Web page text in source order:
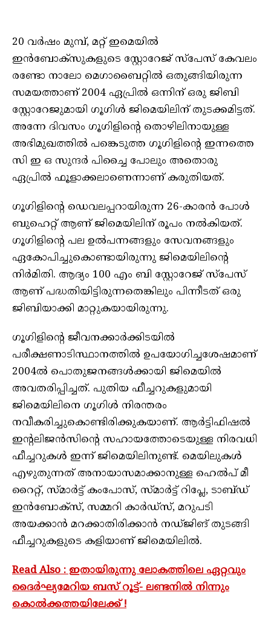
20 വര്‍ഷം മുമ്പ്, മറ്റ് ഇമെയില്‍
ഇന്‍ബോക്സുകളുടെ സ്റ്റോറേജ് സ്പേസ് കേവലം
രണ്ടോ നാലോ മെഗാബൈറ്റില്‍ ഒതുങ്ങിയിരുന്ന
സമയത്താണ് 2004 ഏപ്രില്‍ ഒന്നിന് ഒരു ജിബി
സ്റ്റോറേജുമായി ഗൂഗിള്‍ ജിമെയിലിന് തുടക്കമിട്ടത്.
അന്നേ ദിവസം ഗൂഗിളിന്റെ തൊഴിലിനായുള്ള
അഭിമുഖത്തില്‍ പങ്കെടുത്ത ഗൂഗിളിന്റെ ഇന്നത്തെ
സി ഇ ഒ സുന്ദര്‍ പിച്ചൈ പോലും അതൊരു
ഏപ്രില്‍ ഫൂളാക്കലാണെന്നാണ് കരുതിയത്.
ഗൂഗിളിന്റെ ഡെവലപ്പറായിരുന്ന 26-കാരന്‍ പോള്‍
ബുഹെറ്റ് ആണ് ജിമെയിലിന് രൂപം നല്‍കിയത്.
ഗൂഗിളിന്റെ പല ഉല്‍പന്നങ്ങളും സേവനങ്ങളും
ഏകോപിച്ചുകൊണ്ടായിരുന്നു ജിമെയിലിന്റെ
നിര്‍മിതി. ആദ്യം 100 എം ബി സ്റ്റോറേജ് സ്പേസ്
ആണ് പദ്ധതിയിട്ടിരുന്നതെങ്കിലും പിന്നീടത് ഒരു
ജിബിയാക്കി മാറ്റുകയായിരുന്നു.
ഗൂഗിളിന്റെ ജീവനക്കാര്‍ക്കിടയില്‍
പരീക്ഷണാടിസ്ഥാനത്തില്‍ ഉപയോഗിച്ചശേഷമാണ്
2004ല്‍ പൊതുജനങ്ങള്‍ക്കായി ജിമെയില്‍
അവതരിപ്പിച്ചത്. പുതിയ ഫീച്ചറുകളുമായി
ജിമെയിലിനെ ഗൂഗിള്‍ നിരന്തരം
നവീകരിച്ചുകൊണ്ടിരിക്കുകയാണ്. ആര്‍ട്ടിഫിഷല്‍
ഇന്റലിജന്‍സിന്റെ സഹായത്തോടെയുള്ള നിരവധി
ഫീച്ചറുകള്‍ ഇന്ന് ജിമെയിലിനുണ്ട്. മെയിലുകള്‍
എഴുതുന്നത് അനായാസമാക്കാനുള്ള ഹെല്‍പ് മീ
റൈറ്റ്, സ്മാര്‍ട്ട് കംപോസ്, സ്മാര്‍ട്ട് റിപ്ലേ, ടാബ്ഡ്
ഇന്‍ബോക്സ്, സമ്മറി കാര്‍ഡ്സ്, മറുപടി
അയക്കാന്‍ മറക്കാതിരിക്കാന്‍ നഡ്ജിങ് തുടങ്ങി
ഫീച്ചറുകളുടെ കളിയാണ് ജിമെയിലില്‍.
Read Also : ഇതായിരുന്നു ലോകത്തിലെ ഏറ്റവും
ദൈർഘ്യമേറിയ ബസ് റൂട്ട്- ലണ്ടനിൽ നിന്നും
കൊൽക്കത്തയിലേക്ക് !